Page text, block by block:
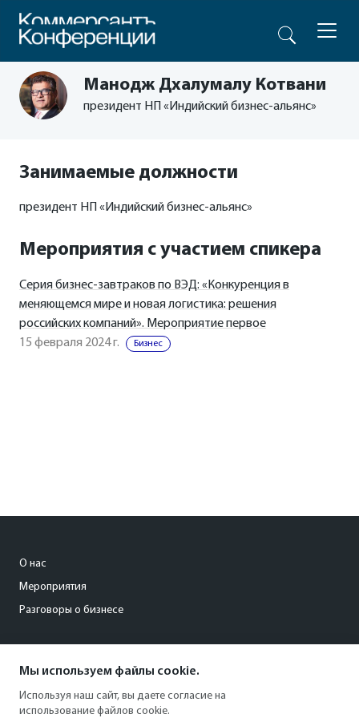
Манодж Дхалумалу Котвани
президент НП «Индийский бизнес-альянс»
Занимаемые должности
президент НП «Индийский бизнес-альянс»
Мероприятия с участием спикера
Серия бизнес-завтраков по ВЭД: «Конкуренция в
меняющемся мире и новая логистика: решения
российских компаний». Мероприятие первое
15 февраля 2024 г.
Бизнес
О нас
Мероприятия
Разговоры о бизнесе
+7 (495) 797-69-70
Мы используем файлы cookie.
Используя наш сайт, вы даете согласие на
использование файлов cookie.